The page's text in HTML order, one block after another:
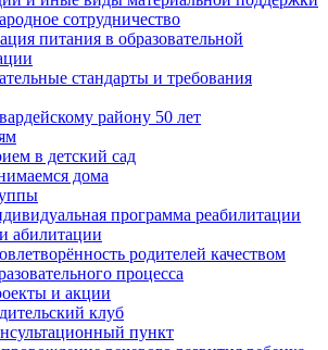
сотрудничество
питания в образовательной
стандарты и требования
району 50 лет
в детский сад
дома
программа реабилитации
абилитации
родителей качеством
процесса
и акции
клуб
пункт